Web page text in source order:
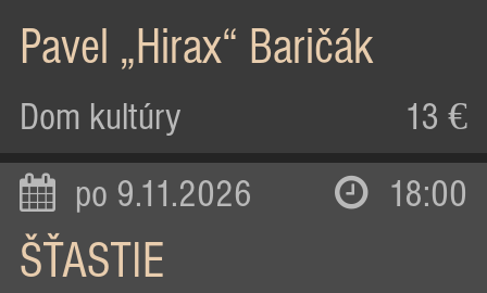
Pavel „Hirax“ Baričák
Dom kultúry 13 €
po 9.11.2026 18:00
ŠŤASTIE